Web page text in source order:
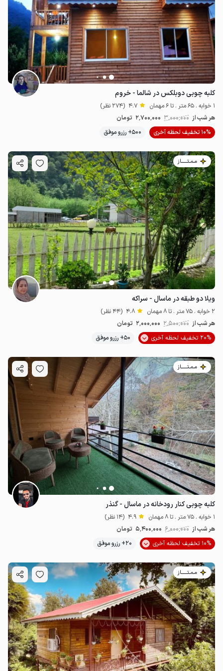
1.75میلیون ت 4.6
کلبه چوبی دوبلکس در شالما - خروم
1 خوابه . 65 متر . تا 6 مهمان 4.7 (274 نظر)
هر شب از 3٬000٬000 2٬700٬000 تومان
10% تخفیف لحظه آخری
500+ رزرو موفق
مـمـتــــــاز
ویلا دو طبقه در ماسال - سراکه
2 خوابه . 75 متر . تا 8 مهمان 4.8 (44 نظر)
هر شب از 2٬500٬000 2٬000٬000 تومان
20% تخفیف لحظه آخری
50+ رزرو موفق
مـمـتــــــاز
کلبه چوبی کنار رودخانه در ماسال - گنذر
1 خوابه . 75 متر . تا 8 مهمان 4.9 (14 نظر)
هر شب از 6٬000٬000 5٬400٬000 تومان
10% تخفیف لحظه آخری
20+ رزرو موفق
مـمـتــــــاز